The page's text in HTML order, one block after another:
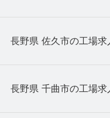
長野県 佐久市の工場求
長野県 千曲市の工場求